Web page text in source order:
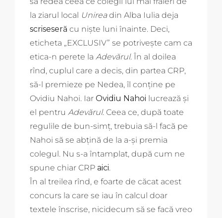
la ziarul local Unireadin Alba Iulia deja
scriseseră cu niște luni înainte. Deci,
eticheta „EXCLUSIV” se potrivește cam ca
etica-n perete la Adevărul. În al doilea
rînd, cuplul care a decis, din partea CRP,
să-l premieze pe Nedea, îl conține pe
Ovidiu Nahoi. Iar Ovidiu Nahoi lucrează și
el pentru Adevărul. Ceea ce, după toate
regulile de bun-simț, trebuia să-l facă pe
Nahoi să se abțină de la a-și premia
colegul. Nu s-a întamplat, după cum ne
spune chiar CRP aici.
În al treilea rînd, e foarte de căcat acest
concurs la care se iau în calcul doar
textele înscrise, nicidecum să se facă vreo